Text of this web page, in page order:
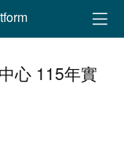
心 115年實